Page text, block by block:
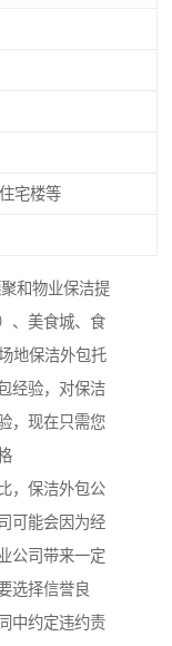
宅楼等
和物业保洁提
、美食城、食
地保洁外包托
经验，对保洁
，现在只需您
，保洁外包公
可能会因为经
公司带来一定
选择信誉良
中约定违约责